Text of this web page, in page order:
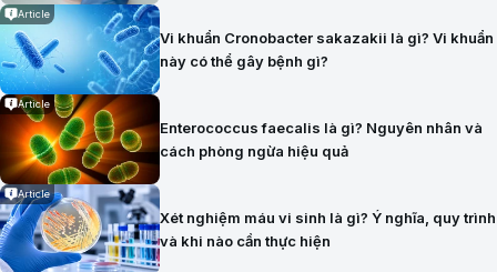
Article
Vi khuẩn Cronobacter sakazakii là gì? Vi khuẩn
này có thể gây bệnh gì?
Article
Enterococcus faecalis là gì? Nguyên nhân và
cách phòng ngừa hiệu quả
Article
Xét nghiệm máu vi sinh là gì? Ý nghĩa, quy trình
và khi nào cần thực hiện